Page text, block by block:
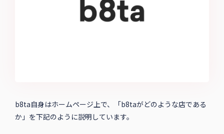
b8ta自身はホームページ上で、「b8taがどのような店である
か」を下記のように説明しています。